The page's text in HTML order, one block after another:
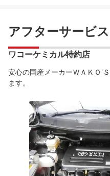
アフターサービス
ワコーケミカル特約店
安心の国産メーカーＷＡＫＯ’
ます。